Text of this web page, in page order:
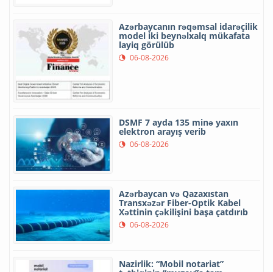
Azərbaycanın rəqəmsal idarəçilik
model iki beynəlxalq mükafata
layiq görülüb
06-08-2026
DSMF 7 ayda 135 minə yaxın
elektron arayış verib
06-08-2026
Azərbaycan və Qazaxıstan
Transxəzər Fiber-Optik Kabel
Xəttinin çəkilişini başa çatdırıb
06-08-2026
Nazirlik: “Mobil notariat”